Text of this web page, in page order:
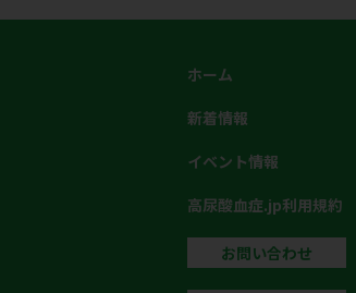
ホーム
新着情報
イベント情報
高尿酸血症.jp利用規約
お問い合わせ